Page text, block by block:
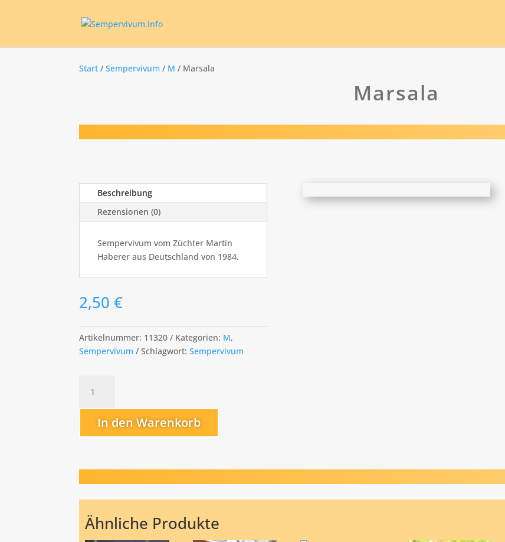
Start /Sempervivum / M / Marsala
Marsala
Beschreibung
Rezensionen (0)
Sempervivum vom Züchter Martin
Haberer aus Deutschland von 1984.
2,50€
Artikelnummer: 11320 Kategorien: M,
Sempervivum
Schlagwort:Sempervivum
Menge
In den Warenkorb
Ähnliche Produkte